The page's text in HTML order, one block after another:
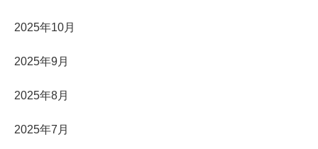
2025年10月
2025年9月
2025年8月
2025年7月